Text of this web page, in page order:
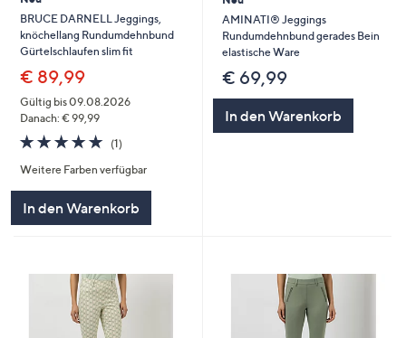
anzuzeigen.
BRUCE DARNELL Jeggings,
knöchellang Rundumdehnbund
Gürtelschlaufen slim fit
€ 89,99
Gültig bis 09.08.2026
Danach: € 99,99
5.0
von
5
(1)1
Weitere Farben verfügbar
In den Warenkorb
AMINATI® Jeggings
Rundumdehnbund gerades Bein
elastische Ware
€ 69,99
In den Warenkorb